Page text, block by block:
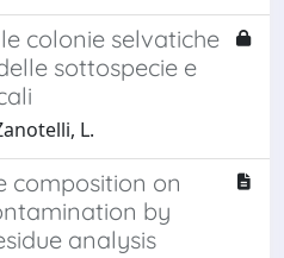
colonie selvatiche
sottospecie e
L.
composition on
by
analysis